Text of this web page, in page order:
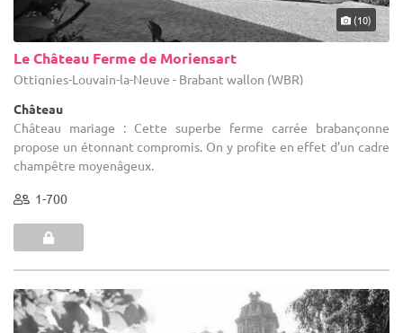
(10)
Le Château Ferme de Moriensart
Ottignies-Louvain-la-Neuve - Brabant wallon (WBR)
Château
Château mariage : Cette superbe ferme carrée brabançonne
propose un étonnant compromis. On y profite en effet d’un cadre
champêtre moyenâgeux.
1-700